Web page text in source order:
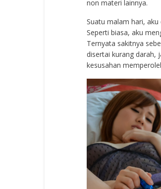
non materi lainnya.
Suatu malam hari,
Seperti biasa, aku
Ternyata sakitnya
disertai kurang darah,
kesusahan